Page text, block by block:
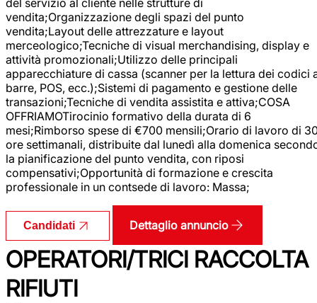
vendita;Organizzazione degli spazi del punto
vendita;Layout delle attrezzature e layout
merceologico;Tecniche di visual merchandising, display e
attività promozionali;Utilizzo delle principali
apparecchiature di cassa (scanner per la lettura dei codici
barre, POS, ecc.);Sistemi di pagamento e gestione delle
transazioni;Tecniche di vendita assistita e attiva;COSA
OFFRIAMOTirocinio formativo della durata di 6
mesi;Rimborso spese di €700 mensili;Orario di lavoro di
ore settimanali, distribuite dal lunedì alla domenica
la pianificazione del punto vendita, con riposi
compensativi;Opportunità di formazione e crescita
professionale in un contsede di lavoro: Massa;
Candidati Dettaglio annuncio
OPERATORI/TRICI RACCOLTA
RIFIUTI